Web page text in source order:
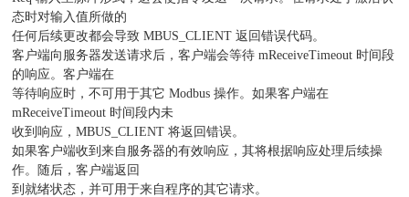
态时对输入值所做的
任何后续更改都会导致 MBUS_CLIENT 返回错误代码。
客户端向服务器发送请求后，客户端会等待 mReceiveTimeout 时间段
的响应。客户端在
等待响应时，不可用于其它 Modbus 操作。如果客户端在
mReceiveTimeout 时间段内未
收到响应，MBUS_CLIENT 将返回错误。
如果客户端收到来自服务器的有效响应，其将根据响应处理后续操
作。随后，客户端返回
到就绪状态，并可用于来自程序的其它请求。